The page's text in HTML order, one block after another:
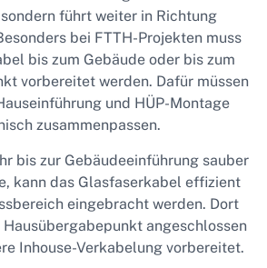
führt weiter in Richtung
bei FTTH-Projekten muss
bis zum Gebäude oder bis zum
vorbereitet werden. Dafür müssen
und HÜP-Montage
zusammenpassen.
bis zur Gebäudeeinführung sauber
kann das Glasfaserkabel effizient
eingebracht werden. Dort
angeschlossen
Inhouse-Verkabelung vorbereitet.